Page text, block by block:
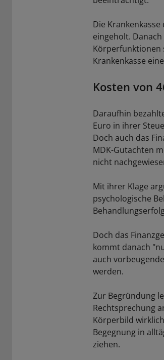
Die
eingeholt.
Körperfunktionen
Krankenkasse
Kosten von
Daraufhin
Euro in ihrer
Doch auch das
MDK-Gutachten
nicht
Mit ihrer Klage
psychologische
Doch das
kommt danach
auch
werden.
Zur Begründung
Rechtsprechung
Körperbild
Begegnung in
ziehen.